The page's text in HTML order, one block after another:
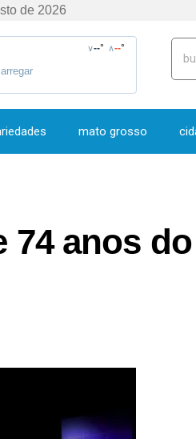
∨--° ∧--°
mato grosso
de 2026
anos